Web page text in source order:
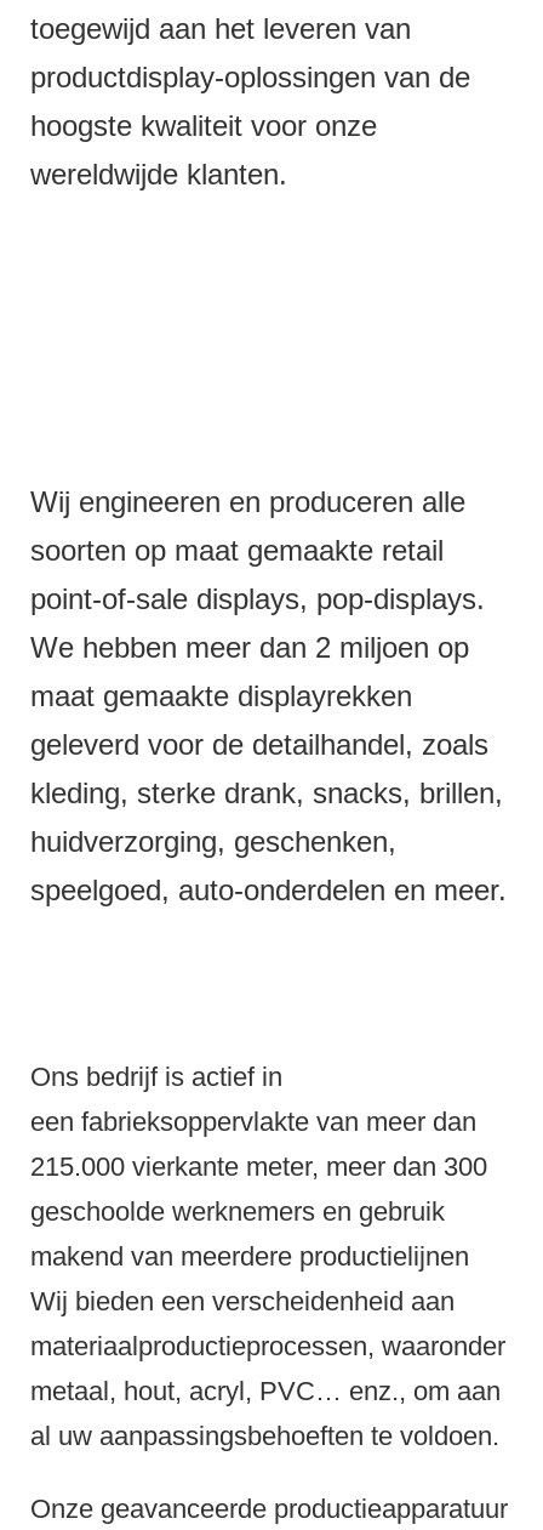
toegewijd aan het leveren van
productdisplay-oplossingen van de
hoogste kwaliteit voor onze
wereldwijde klanten.
Wij engineeren en produceren alle
soorten op maat gemaakte retail
point-of-sale displays, pop-displays.
We hebben meer dan 2 miljoen op
maat gemaakte displayrekken
geleverd voor de detailhandel, zoals
kleding, sterke drank, snacks, brillen,
huidverzorging, geschenken,
speelgoed, auto-onderdelen en meer.
Ons bedrijf is actief in
een fabrieksoppervlakte van meer dan
215.000 vierkante meter, meer dan 300
geschoolde werknemers en gebruik
makend van meerdere productielijnen
Wij bieden een verscheidenheid aan
materiaalproductieprocessen, waaronder
metaal, hout, acryl, PVC… enz., om aan
al uw aanpassingsbehoeften te voldoen.
Onze geavanceerde productieapparatuur